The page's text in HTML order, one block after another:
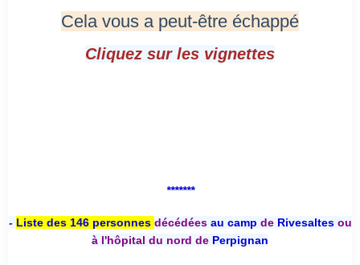
Cela vous a peut-être échappé
Cliquez sur les vignettes
*******
- Liste des 146 personnes décédées au camp deRivesaltesou
à l'hôpital du nord de Perpignan